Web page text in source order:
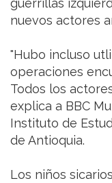
nuevos actores
"Hubo incluso
operaciones
Todos los
explica a BBC
Instituto de
de Antioquia.
Los niños